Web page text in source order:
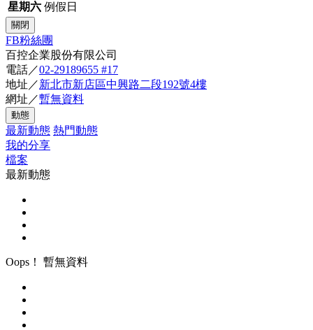
星期六 例假日
關閉
FB粉絲團
百控企業股份有限公司
電話／02-29189655 #17
地址／新北市新店區中興路二段192號4樓
網址／暫無資料
動態
最新動態 熱門動態
我的分享
檔案
最新動態
Oops！ 暫無資料